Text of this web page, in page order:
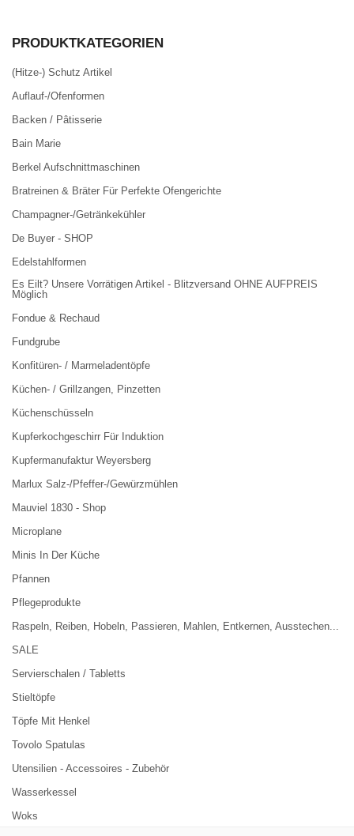
PRODUKTKATEGORIEN
(Hitze-) Schutz Artikel
Auflauf-/Ofenformen
Backen / Pâtisserie
Bain Marie
Berkel Aufschnittmaschinen
Bratreinen & Bräter Für Perfekte Ofengerichte
Champagner-/Getränkekühler
De Buyer - SHOP
Edelstahlformen
Es Eilt? Unsere Vorrätigen Artikel - Blitzversand OHNE AUFPREIS
Möglich
Fondue & Rechaud
Fundgrube
Konfitüren- / Marmeladentöpfe
Küchen- / Grillzangen, Pinzetten
Küchenschüsseln
Kupferkochgeschirr Für Induktion
Kupfermanufaktur Weyersberg
Marlux Salz-/Pfeffer-/Gewürzmühlen
Mauviel 1830 - Shop
Microplane
Minis In Der Küche
Pfannen
Pflegeprodukte
Raspeln, Reiben, Hobeln, Passieren, Mahlen, Entkernen, Ausstechen...
SALE
Servierschalen / Tabletts
Stieltöpfe
Töpfe Mit Henkel
Tovolo Spatulas
Utensilien - Accessoires - Zubehör
Wasserkessel
Woks